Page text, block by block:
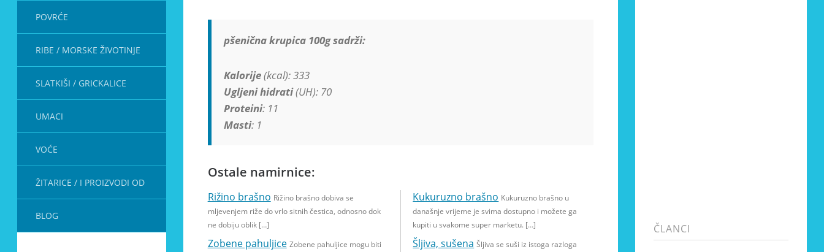
POVRĆE
RIBE / MORSKE ŽIVOTINJE
SLATKIŠI / GRICKALICE
UMACI
VOĆE
ŽITARICE / I PROIZVODI OD
BLOG
pšenična krupica 100g sadrži:
Kalorije(kcal): 333
Ugljeni hidrati(UH): 70
Proteini: 11
Masti: 1
Ostale namirnice:
Rižino brašno Rižino brašno dobiva se
mljevenjem riže do vrlo sitnih čestica, odnosno dok
ne dobiju oblik […]
Zobene pahuljice Zobene pahuljice mogu biti
Kukuruzno brašno Kukuruzno brašno u
današnje vrijeme je svima dostupno i možete ga
kupiti u svakome super marketu. […]
Šljiva, sušena Šljiva se suši iz istoga razloga
ČLANCI